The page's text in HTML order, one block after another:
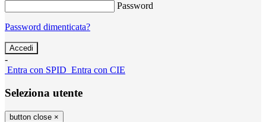
Password
Password dimenticata?
-
Entra con SPID Entra con CIE
Seleziona utente
button close ×